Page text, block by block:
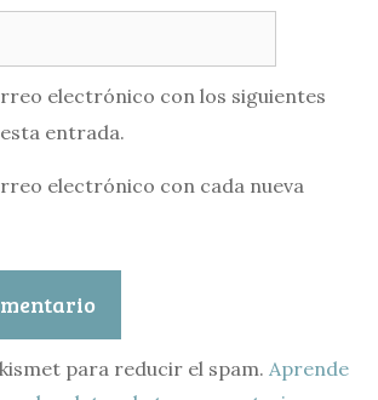
electrónico con los siguientes
entrada.
electrónico con cada nueva
para reducir el spam. Aprende